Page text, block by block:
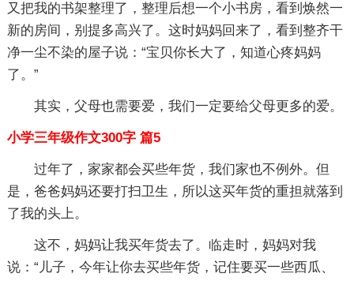
又把我的书架整理了，整理后想一个小书房，看到焕然一
新的房间，别提多高兴了。这时妈妈回来了，看到整齐干
净一尘不染的屋子说：“宝贝你长大了，知道心疼妈妈
了。”
其实，父母也需要爱，我们一定要给父母更多的爱。
小学三年级作文300字 篇5
过年了，家家都会买些年货，我们家也不例外。但
是，爸爸妈妈还要打扫卫生，所以这买年货的重担就落到
了我的头上。
这不，妈妈让我买年货去了。临走时，妈妈对我
说：“儿子，今年让你去买些年货，记住要买一些西瓜、